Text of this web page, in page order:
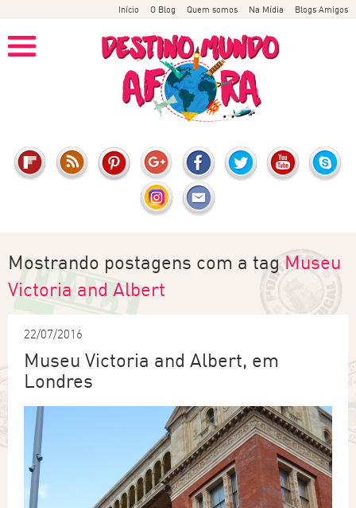
Início O Blog Quem somos Na Mídia Blogs Amigos
Mostrando postagens com a tagMuseu
Victoria and Albert
22/07/2016
Museu Victoria and Albert, em
Londres